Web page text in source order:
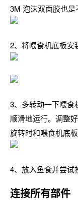
3M 泡沫双面胶也是
2、将喂食机底板安
3、多转动一下喂食
顺滑地运行。调整
旋转时和喂食机底
4、放入鱼食并尝试
连接所有部件